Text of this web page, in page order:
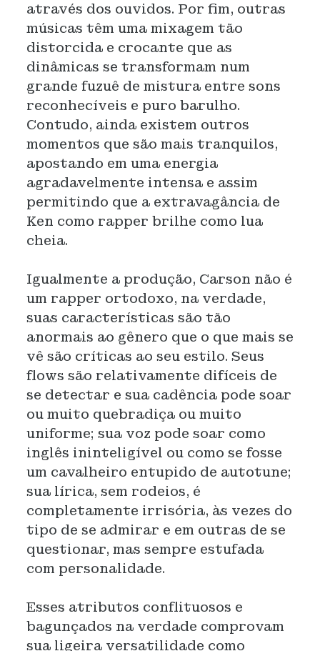
através dos ouvidos. Por fim, outras
músicas têm uma mixagem tão
distorcida e crocante que as
dinâmicas se transformam num
grande fuzuê de mistura entre sons
reconhecíveis e puro barulho.
Contudo, ainda existem outros
momentos que são mais tranquilos,
apostando em uma energia
agradavelmente intensa e assim
permitindo que a extravagância de
Ken como rapper brilhe como lua
cheia.
Igualmente a produção, Carson não é
um rapper ortodoxo, na verdade,
suas características são tão
anormais ao gênero que o que mais se
vê são críticas ao seu estilo. Seus
flows são relativamente difíceis de
se detectar e sua cadência pode soar
ou muito quebradiça ou muito
uniforme; sua voz pode soar como
inglês ininteligível ou como se fosse
um cavalheiro entupido de autotune;
sua lírica, sem rodeios, é
completamente irrisória, às vezes do
tipo de se admirar e em outras de se
questionar, mas sempre estufada
com personalidade.
Esses atributos conflituosos e
bagunçados na verdade comprovam
sua ligeira versatilidade como